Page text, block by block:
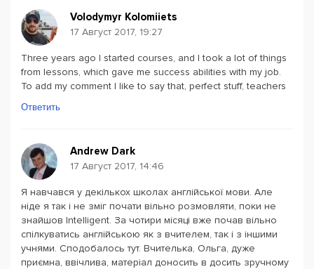
Volodymyr Kolomiiets
17 Август 2017, 19:27
Three years ago I started courses, and I took a lot of things
from lessons, which gave me success abilities with my job.
To add my comment I like to say that, perfect stuff, teachers
Ответить
Andrew Dark
17 Август 2017, 14:46
Я навчався у декількох школах англійської мови. Але
ніде я так і не зміг почати вільно розмовляти, поки не
знайшов Intelligent. За чотири місяці вже почав вільно
спілкуватись англійською як з вчителем, так і з іншими
учнями. Сподобалось тут. Вчителька, Ольга, дуже
приємна, ввічлива, матеріал доносить в досить зручному